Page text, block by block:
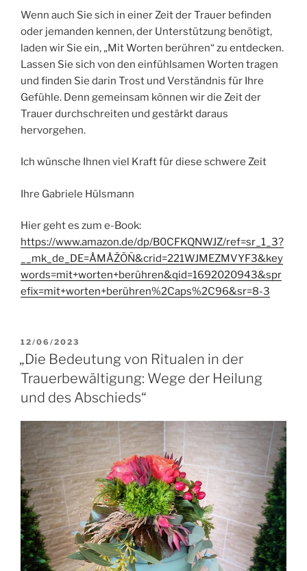
Wenn auch Sie sich in einer Zeit der Trauer befinden
oder jemanden kennen, der Unterstützung benötigt,
laden wir Sie ein, „Mit Worten berühren“ zu entdecken.
Lassen Sie sich von den einfühlsamen Worten tragen
und finden Sie darin Trost und Verständnis für Ihre
Gefühle. Denn gemeinsam können wir die Zeit der
Trauer durchschreiten und gestärkt daraus
hervorgehen.
Ich wünsche Ihnen viel Kraft für diese schwere Zeit
Ihre Gabriele Hülsmann
Hier geht es zum e-Book:
https://www.amazon.de/dp/B0CFKQNWJZ/ref=sr_1_3?
__mk_de_DE=ÅMÅŽÕÑ&crid=221WJMEZMVYF3&key
words=mit+worten+berühren&qid=1692020943&spr
efix=mit+worten+berühren%2Caps%2C96&sr=8-3
VERÖFFENTLICHT
AM
12/06/2023
„Die Bedeutung von Ritualen in der
Trauerbewältigung: Wege der Heilung
und des Abschieds“